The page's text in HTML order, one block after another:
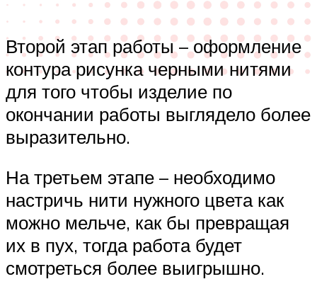
Второй этап работы – оформление
контура рисунка черными нитями
для того чтобы изделие по
окончании работы выглядело более
выразительно.
На третьем этапе – необходимо
настричь нити нужного цвета как
можно мельче, как бы превращая
их в пух, тогда работа будет
смотреться более выигрышно.